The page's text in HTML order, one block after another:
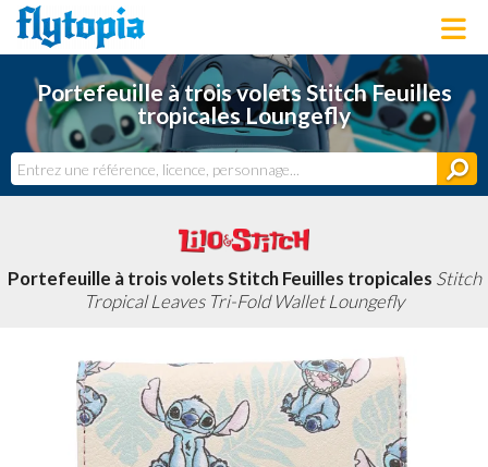
LOUNGEFLY
LICENCES
NOUVEAUTÉS
BONS PLANS
DERNIERS AJOUTS
Portefeuille à trois volets Stitch Feuilles
tropicales Loungefly
Portefeuille à trois volets Stitch Feuilles tropicales Stitch
Tropical Leaves Tri-Fold Wallet Loungefly